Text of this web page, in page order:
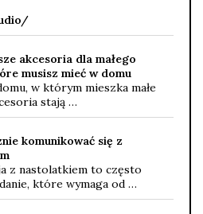
akcesoria dla małego
musisz mieć w domu
w którym mieszka małe
stają …
komunikować się z
z nastolatkiem to często
które wymaga od …